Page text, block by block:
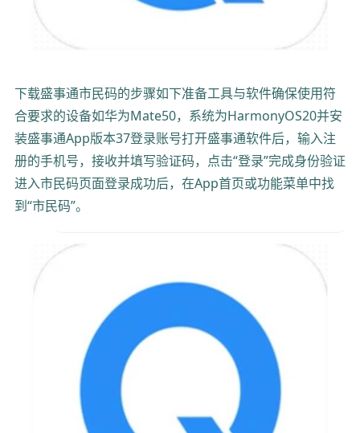
下载盛事通市民码的步骤如下准备工具与软件确保使用符
合要求的设备如华为Mate50，系统为HarmonyOS20并安
装盛事通App版本37登录账号打开盛事通软件后，输入注
册的手机号，接收并填写验证码，点击“登录”完成身份验证
进入市民码页面登录成功后，在App首页或功能菜单中找
到“市民码”。